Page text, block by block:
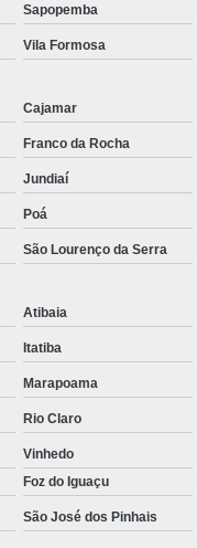
Corrente de Rolo
de Rolo
de Rolo Simples
Tripla
Distribuidor
de Alta
de Dentes
de Engrenagem de
Engrenagem de
e Corrente de
e Polias de
para Alta
Engrenagem para
Sapopemba
Vila Formosa
Cajamar
Franco da Rocha
Jundiaí
Poá
São Lourenço da Serra
Atibaia
Itatiba
Marapoama
Rio Claro
Vinhedo
Foz do Iguaçu
São José dos Pinhais